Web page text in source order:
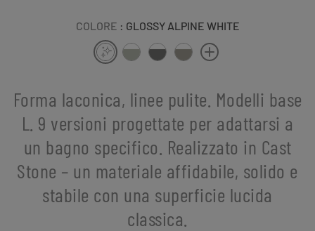
COLORE : GLOSSY ALPINE WHITE
Forma laconica, linee pulite. Modelli base
L. 9 versioni progettate per adattarsi a
un bagno specifico. Realizzato in Cast
Stone – un materiale affidabile, solido e
stabile con una superficie lucida
classica.